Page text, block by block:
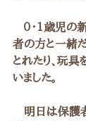
０・1歳児の
者の方と一緒
とれたり、玩具
いました。
明日は保護